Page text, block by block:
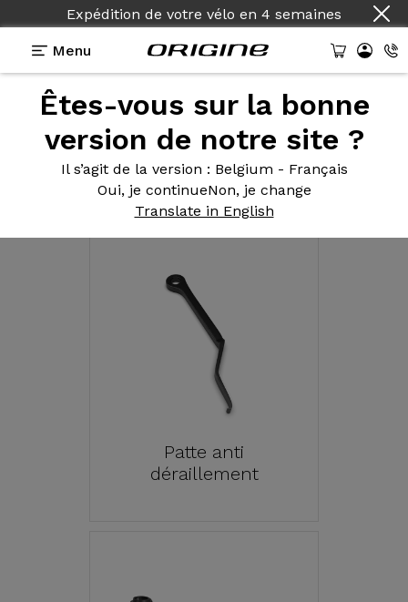
Expédition de votre vélo en 4 semaines
Menu
Êtes-vous sur la bonne
version de notre site ?
Il s’agit de la version : Belgium - Français
Oui, je continueNon, je change
Translate in English
Toutes lescatégories
d'équipement
Composant pour cadre
Patte anti
déraillement